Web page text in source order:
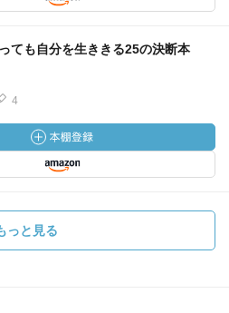
ても自分を生ききる25の決断本
4
っと見る